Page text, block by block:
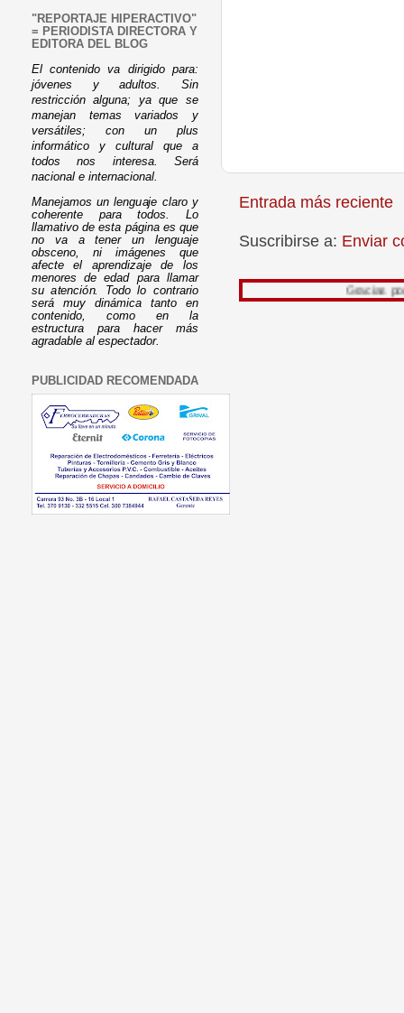
Entrada más reciente
Suscribirse a: Enviar
Gracias por leer
"REPORTAJE HIPERACTIVO"
= PERIODISTA DIRECTORA Y
EDITORA DEL BLOG
El contenido va dirigido para:
jóvenes y adultos. Sin
restricción alguna; ya que se
manejan temas variados y
versátiles; con un plus
informático y cultural que a
todos nos interesa. Será
nacional e internacional.
Manejamos un lenguaje claro y
coherente para todos. Lo
llamativo de esta página es que
no va a tener un lenguaje
obsceno, ni imágenes que
afecte el aprendizaje de los
menores de edad para llamar
su atención. Todo lo contrario
será muy dinámica tanto en
contenido, como en la
estructura para hacer más
agradable al espectador.
PUBLICIDAD RECOMENDADA